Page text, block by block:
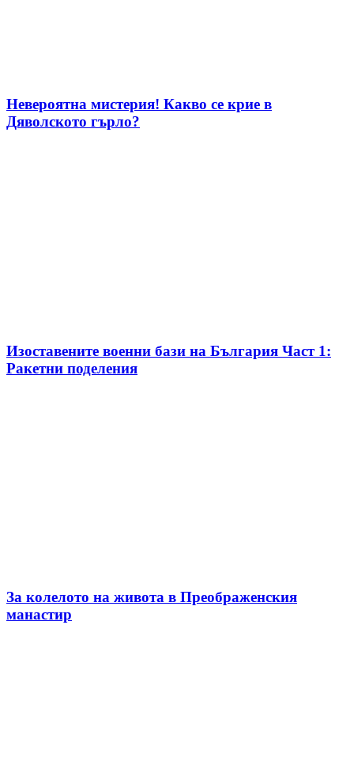
Невероятна мистерия! Какво се крие в
Дяволското гърло?
Изоставените военни бази на България Част 1:
Ракетни поделения
За колелото на живота в Преображенския
манастир